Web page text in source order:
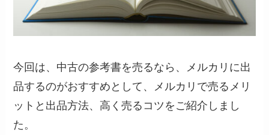
今回は、中古の参考書を売るなら、メルカリに出
品するのがおすすめとして、メルカリで売るメリ
ットと出品方法、高く売るコツをご紹介しまし
た。